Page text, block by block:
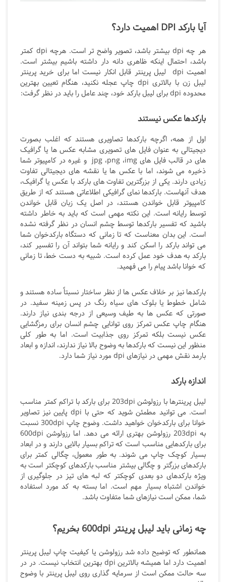
آیا بارکد DPI اهمیت دارد؟
هر چه dpi بیشتر باشد، تصویر واضح تر است. هرچه dpi کمتر
باشد، احتمال اینکه ظاهری دانه دار داشته باشیم بیشتر است.
اهمیت
dpi لیبل پرینتر قابل انکار نیست اما برای خرید پرینتر
لیبل زن با بالاتری dpi چاپ عجله نکنید، هنگام تعیین بهترین
محدوده dpi
برای لیبل بارکد خود، چند عامل را باید در نظر گرفت:
بارکدها عکس نیستند
اول از همه، اگرچه بارکدها تصاویری هستند که اغلب بصورت
دیجیتالی به عنوان فایل های تصویری مشابه عکس ها یا گرافیک
های در قالب فایل های jpg ،png ،img
و غیره در کامپیوتر شما
ذخیره می شوند، اما با عکس ها یا نقشه های دیجیتالی تفاوت
زیادی دارند. یکی از بزرگترین تفاوت های بارکد با عکس یا گرافیک،
هدف آنهاست. بارکدها نمای گرافیکی اطلاعاتی هستند که از طریق
کامپیوتر قابل خواندن هستند، در اصل یک زبان قابل خواندن
توسط رایانه است. این نکته مهمی است که باید به خاطر داشته
باشید که تفسیر بارکدها توسط چشم انسان در نظر گرفته نشده
است. این بدان معناست که تا زمانی که دستگاه بارکدخوان شما
می تواند بارکد را اسکن کند و رایانه شما بتواند آن را تفسیر کند،
بارکد به هدف خود عمل کرده است. شبیه به دست خط، تا زمانی
که خوانا باشد پیام را می فهمید.
بارکدها نیز بر خلاف عکس ها از نظر ساختار نسبتاً ساده هستند و
شامل خطوط یا بلوک های سیاه رنگ در پس زمینه سفید. در
صورتی که عکس ها به طیف وسیعی از درجه بندی نیاز دارند.
هنگام چاپ عکس تمرکز روی توانایی چشم انسان برای رمزگشایی
عکس نیست بلکه تمرکز روی جذابیت است. اما به طور کلی
منظور این نیست که بارکدها به وضوح بالا نیاز ندارند، اندازه و ابعاد
بارمد نقش مهمی در نیازهای dpi
مورد نیاز شما دارد.
اندازه بارکد
لیبل پرینترها با رزولوشن 203dpi برای بارکد با تراکم کمتر مناسب
است. می توانید مطمئن شوید که حتی با dpi پایین نیز تصاویر
خوانا برای بارکدخوان خواهید داشت. وضوح چاپ 300dpi نسبت
به 203dpi رزولوشن بهتری ارائه می دهد. اما رزولوشن 600dpi
برای بارکدهایی مناسب است که تراکم بسیار بالایی دارند و در ابعاد
بسیار کوچک چاپ می شوند. به طور معمول، چگالی کمتر برای
بارکدهای بزرگتر و چگالی بیشتر مناسب بارکدهای کوچکتر است به
ویژه بارکدهای دو بعدی کوچکتر که لبه های تیز در جلوگیری از
خواندن اشتباه بسیار مهم است. اما بسته به کد مورد استفاده
شما، ممکن است نیازهای شما متفاوت باشد.
چه زمانی باید لیبل پرینتر 600dpi بخریم؟
همانطور که توضیح داده شد رزولوشن یا کیفیت چاپ لیبل پرینتر
اهمیت دارد اما همیشه بالاترین dpi بهترین انتخاب نیست. در در
سه حالت ممکن است از سرمایه گذاری روی لیبل پرینتر با وضوح